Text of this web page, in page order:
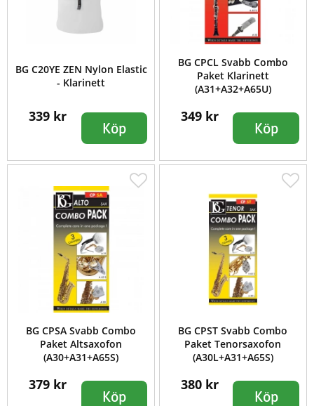
BG C20YE ZEN Nylon Elastic
- Klarinett
339 kr
Köp
BG CPCL Svabb Combo
Paket Klarinett
(A31+A32+A65U)
349 kr
Köp
BG CPSA Svabb Combo
Paket Altsaxofon
(A30+A31+A65S)
379 kr
Köp
BG CPST Svabb Combo
Paket Tenorsaxofon
(A30L+A31+A65S)
380 kr
Köp